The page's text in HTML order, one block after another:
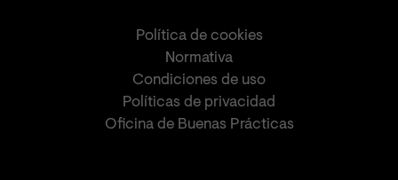
Política de cookies
Normativa
Condiciones de uso
Políticas de privacidad
Oficina de Buenas Prácticas